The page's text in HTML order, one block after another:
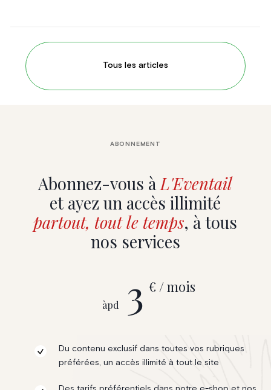
Tous les articles
Abonnez-vous àL'Eventail
et ayez un accès illimité
partout, tout le temps, à tous
nos services
ABONNEMENT
àpd 3 € / mois
Du contenu exclusif dans toutes vos rubriques
préférées, un accès illimité à tout le site